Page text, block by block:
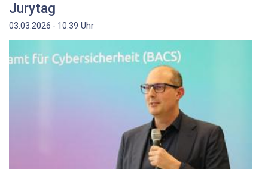
Jurytag
03.03.2026 - 10:39 Uhr